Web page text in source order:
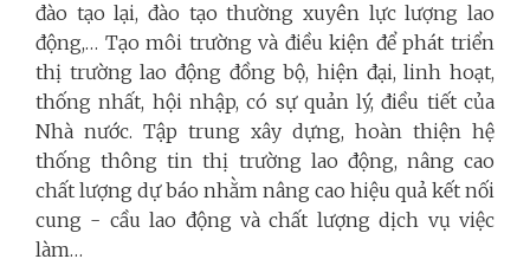
đào tạo lại, đào tạo thường xuyên lực lượng lao
động,… Tạo môi trường và điều kiện để phát triển
thị trường lao động đồng bộ, hiện đại, linh hoạt,
thống nhất, hội nhập, có sự quản lý, điều tiết của
Nhà nước. Tập trung xây dựng, hoàn thiện hệ
thống thông tin thị trường lao động, nâng cao
chất lượng dự báo nhằm nâng cao hiệu quả kết nối
cung - cầu lao động và chất lượng dịch vụ việc
làm…